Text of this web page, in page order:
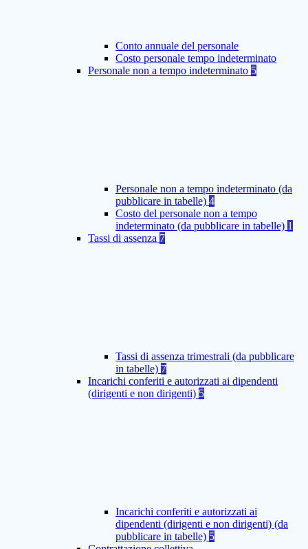
Conto annuale del personale
Costo personale tempo indeterminato
Personale non a tempo indeterminato 5
Personale non a tempo indeterminato (da
pubblicare in tabelle) 4
Costo del personale non a tempo
indeterminato (da pubblicare in tabelle) 1
Tassi di assenza 7
Tassi di assenza trimestrali (da pubblicare
in tabelle) 7
Incarichi conferiti e autorizzati ai dipendenti
(dirigenti e non dirigenti) 5
Incarichi conferiti e autorizzati ai
dipendenti (dirigenti e non dirigenti) (da
pubblicare in tabelle) 5